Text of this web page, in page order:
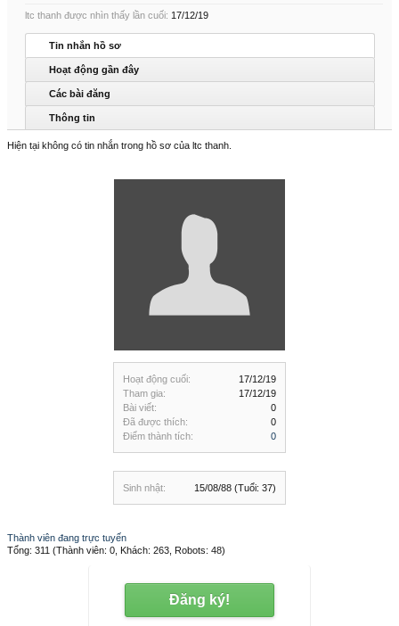
Hoạt động cuối:
17/12/19
Tham gia:
17/12/19
Bài viết:
0
Đã được thích:
0
Điểm thành tích:
0
Sinh nhật: 15/08/88 (Tuổi: 37)
ltc thanh được nhìn thấy lần cuối: 17/12/19
Tin nhắn hồ sơ
Hoạt động gần đây
Các bài đăng
Thông tin
Hiện tại không có tin nhắn trong hồ sơ của ltc thanh.
Thành viên đang trực tuyến
Tổng: 311 (Thành viên: 0, Khách: 263, Robots: 48)
Đăng ký!